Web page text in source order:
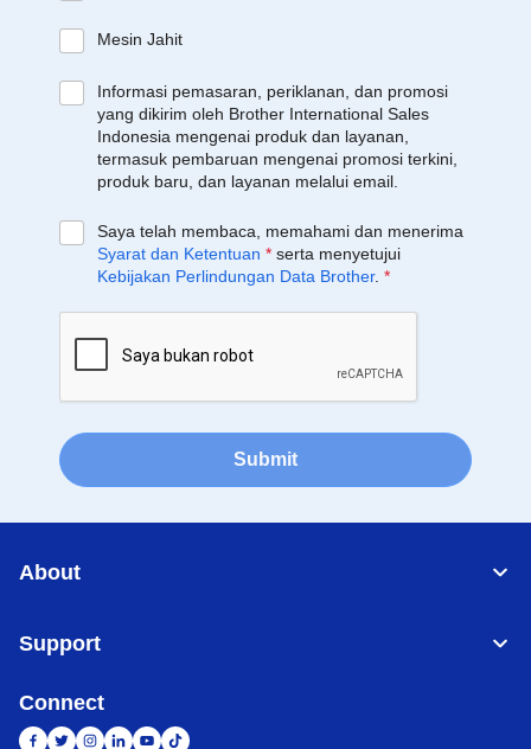
Mesin Jahit
Informasi pemasaran, periklanan, dan promosi
yang dikirim oleh Brother International Sales
Indonesia mengenai produk dan layanan,
termasuk pembaruan mengenai promosi terkini,
produk baru, dan layanan melalui email.
Saya telah membaca, memahami dan menerima
Syarat dan Ketentuan * serta menyetujui
Kebijakan Perlindungan Data Brother. *
Submit
About
Support
Connect